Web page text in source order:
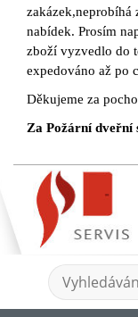
zakázek,neprobíhá
nabídek. Prosím
zboží vyzvedlo do
expedováno až po
Děkujeme za
Za Požární dveřní